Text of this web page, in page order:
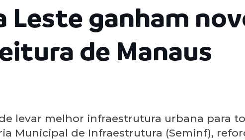
Leste ganham
de Manaus
levar melhor infraestrutura urbana para
Municipal de Infraestrutura (Seminf),